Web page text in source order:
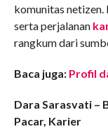
komunitas
serta perjalanan
rangkum dari
Baca juga: Profil
Dara Sarasvati –
Pacar, Karier